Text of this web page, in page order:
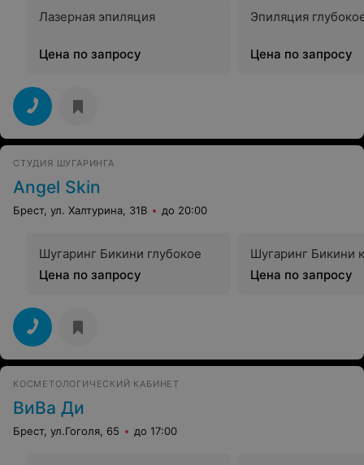
Лазерная эпиляция
Цена по запросу
Эпиляция
Цена по запросу
СТУДИЯ ШУГАРИНГА
Angel Skin
Брест, ул. Халтурина, 31В до 20:00
Шугаринг Бикини глубокое
Цена по запросу
Шугаринг Бикини
Цена по запросу
КОСМЕТОЛОГИЧЕСКИЙ КАБИНЕТ
ВиВа Ди
Брест, ул.Гоголя, 65 до 17:00